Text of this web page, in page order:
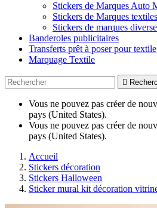
Stickers de Marques Auto
Stickers de Marques textiles
Stickers de marques
Banderoles publicitaires
Transferts prêt à poser pour textile
Marquage Textile

Vous ne pouvez pas créer de
pays (United States).
Vous ne pouvez pas créer de
pays (United States).
Accueil
Stickers décoration
Stickers Halloween
Sticker mural kit décoration